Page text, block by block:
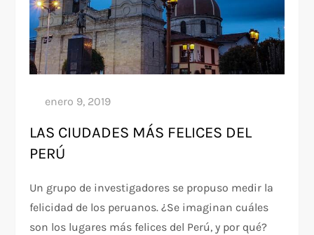
LAS CIUDADES MÁS FELICES DEL
PERÚ
Un grupo de investigadores se propuso medir la
felicidad de los peruanos. ¿Se imaginan cuáles
son los lugares más felices del Perú, y por qué?